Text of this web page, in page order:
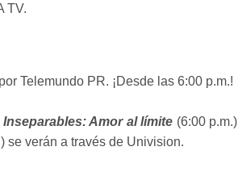
TV.
Telemundo PR. ¡Desde las 6:00 p.m.!
Inseparables: Amor al límite (6:00 p.m.)
se verán a través de Univision.